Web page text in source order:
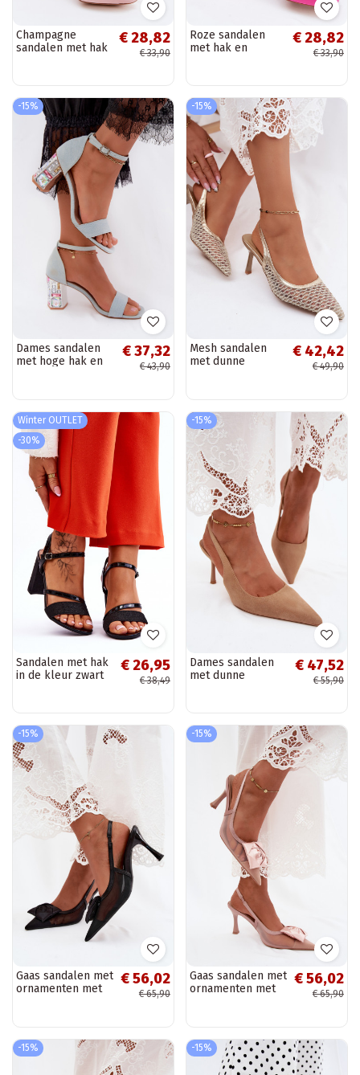
Champagne
sandalen met hak
€ 28,82
€ 33,90
Roze sandalen
met hak en
€ 28,82
€ 33,90
-15%
Dames sandalen
met hoge hak en
€ 37,32
€ 43,90
-15%
Mesh sandalen
met dunne
€ 42,42
€ 49,90
Winter OUTLET
-30%
Sandalen met hak
in de kleur zwart
€ 26,95
€ 38,49
-15%
Dames sandalen
met dunne
€ 47,52
€ 55,90
-15%
Gaas sandalen met
ornamenten met
€ 56,02
€ 65,90
-15%
Gaas sandalen met
ornamenten met
Jasmina
€ 56,02
€ 65,90
-15% -15%